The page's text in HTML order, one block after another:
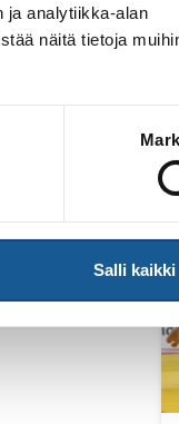
ja analytiikka-alan
näitä tietoja
Salli kaikki